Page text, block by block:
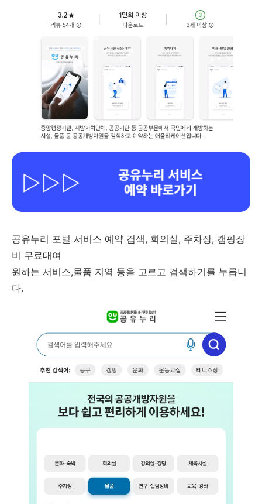
공유누리 포털 서비스 예약 검색, 회의실, 주차장, 캠핑장
비 무료대여
원하는 서비스,물품 지역 등을 고르고 검색하기를 누릅니
다.